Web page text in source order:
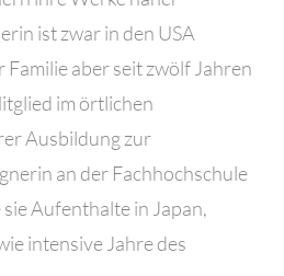
ist zwar in den USA
aber seit zwölf Jahren
im örtlichen
Ausbildung zur
an der Fachhochschule
Aufenthalte in Japan,
intensive Jahre des